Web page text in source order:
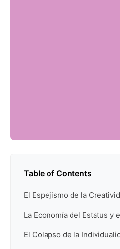
Table of Contents
El Espejismo de la
La Economía del Estatus y
El Colapso de la